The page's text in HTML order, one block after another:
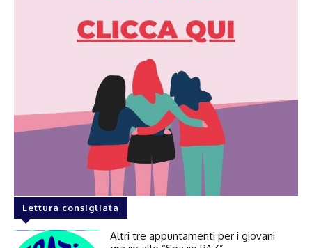
Lettura consigliata
Altri tre appuntamenti per i giovani